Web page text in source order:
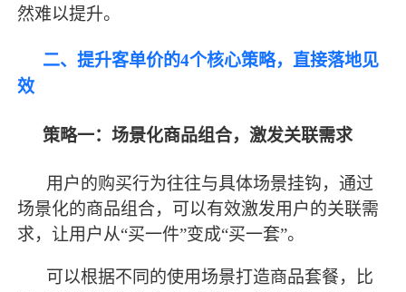
然难以提升。
二、提升客单价的4个核心策略，直接落地见
效
策略一：场景化商品组合，激发关联需求
用户的购买行为往往与具体场景挂钩，通过
场景化的商品组合，可以有效激发用户的关联需
求，让用户从“买一件”变成“买一套”。
可以根据不同的使用场景打造商品套餐，比